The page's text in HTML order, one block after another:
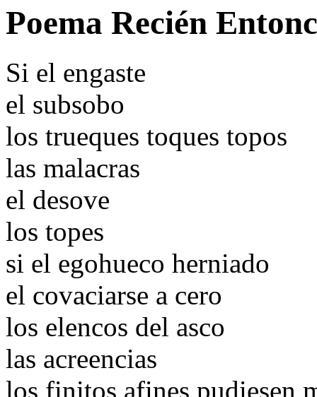
Poema Recién
Si el engaste
el subsobo
los trueques toques topos
las malacras
el desove
los topes
si el egohueco herniado
el covaciarse a cero
los elencos del asco
las acreencias
los finitos afines pudiesen